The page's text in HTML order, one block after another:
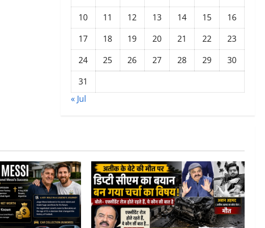
10
11 12 13 14 15
16
17
18 19 20 21 22
23
24
25 26 27 28 29
30
31
« Jul